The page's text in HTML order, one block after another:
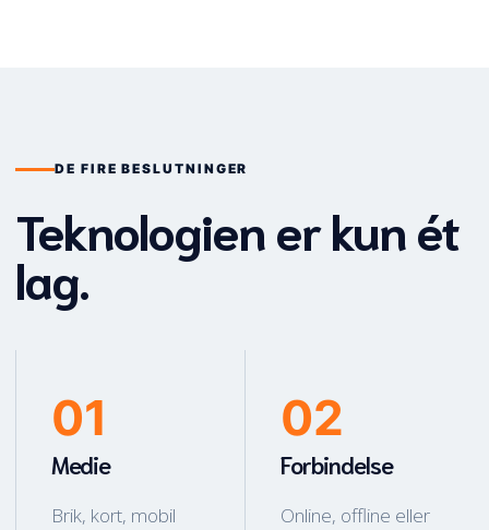
DE FIRE BESLUTNINGER
Teknologien er kun ét
lag.
01
Medie
Brik, kort, mobil
02
Forbindelse
Online, offline eller